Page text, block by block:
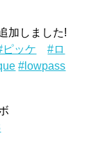
加しました!
ピッケ
#ロ
#lowpass